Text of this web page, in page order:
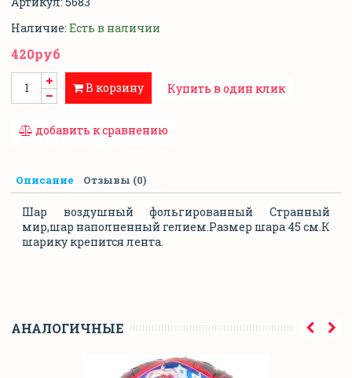
Наличие: Есть в наличии
420руб
В корзину Купить в один клик
добавить к сравнению
Описание Отзывы (0)
Шар воздушный фольгированный Странный
мир,шар наполненный гелием.Размер шара 45 см.К
шарику крепится лента.
АНАЛОГИЧНЫЕ